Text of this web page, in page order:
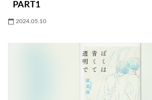
PART1
2024.05.10